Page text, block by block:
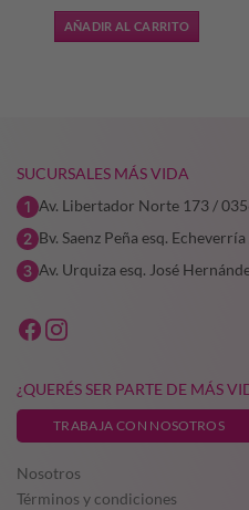
AÑADIR AL CARRITO
SUCURSALES MÁS VIDA
Av. Libertador Norte 173 /
Bv. Saenz Peña esq.
Av. Urquiza esq. José
¿QUERÉS SER PARTE DE MÁS
TRABAJA CON NOSOTROS
Nosotros
Términos y condiciones